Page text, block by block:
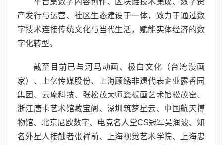
平台集数字内容创作、区块链技术集成、数字资
产发行与运营、社区生态建设于一体，致力于通过数
字技术连接传统文化与当代生活，赋能实体经济的数
字化转型。
截至目前已与河马动画、极白文化（台湾漫画
家）、上亿传媒股份、上海顾绣非遗代表企业露香园
集团、云麾科技、张松茂大师瓷板画艺术馆松茂窑、
浙江唐卡艺术馆藏宝阁、深圳筑梦星云、中国航天博
物馆、北京尼欧数字、电竞名人堂CS冠军吴润波、知
名外星人接触者张祥前、上海视觉艺术学院、上海忠